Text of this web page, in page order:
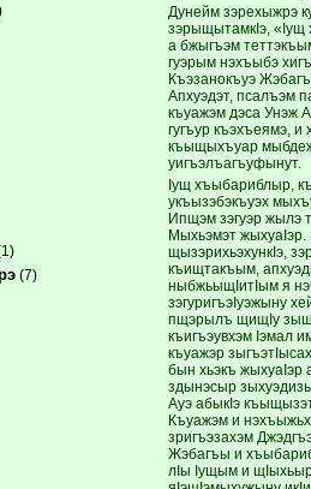
(7)
Дунейм зэрехыжрэ
зэрыщытамкIэ, «Iущ
а бжыгъэм
гуэрым нэхъыбэ
Къэзанокъуэ
Апхуэдэт, псалъэм
къуажэм дэса Унэж
гугъур къэхъеямэ,
къыщыхъуар
уигъэлъагъуфынут.
Iущ хъыбариблыр,
укъызэбэкъуэх
Ипщэм зэгуэр жылэ
Мыхьэмэт
щызэрихьэхункIэ,
къищтакъым,
ныбжьыщIитIым я
зэгуригъэIуэжыну
пщэрылъ щищIу
къигъэувхэм Iэмал
къуажэр
бын хьэкъ жыхуаIэр
здынэсыр
Ауэ абыкIэ
Къуажэм и
зригъэзахэм
Жэбагъы и
лIы Iущым и